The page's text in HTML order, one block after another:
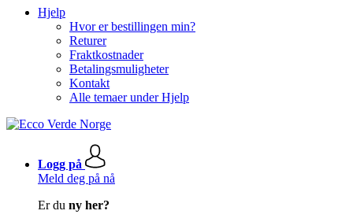
Hjelp
Hvor er bestillingen min?
Returer
Fraktkostnader
Betalingsmuligheter
Kontakt
Alle temaer under Hjelp
Logg på
Meld deg på nå
Er du ny her?